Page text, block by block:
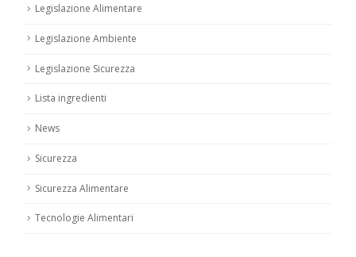
Legislazione Alimentare
Legislazione Ambiente
Legislazione Sicurezza
Lista ingredienti
News
Sicurezza
Sicurezza Alimentare
Tecnologie Alimentari